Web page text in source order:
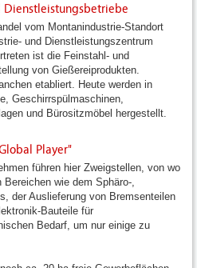
Dienstleistungsbetriebe
vom Montanindustrie-Standort
und Dienstleistungszentrum
ist die Feinstahl- und
von Gießereiprodukten.
etabliert. Heute werden in
Geschirrspülmaschinen,
und Bürositzmöbel hergestellt.
Player"
führen hier Zweigstellen, von wo
Bereichen wie dem Sphäro-,
der Auslieferung von Bremsenteilen
Bauteile für
Bedarf, um nur einige zu